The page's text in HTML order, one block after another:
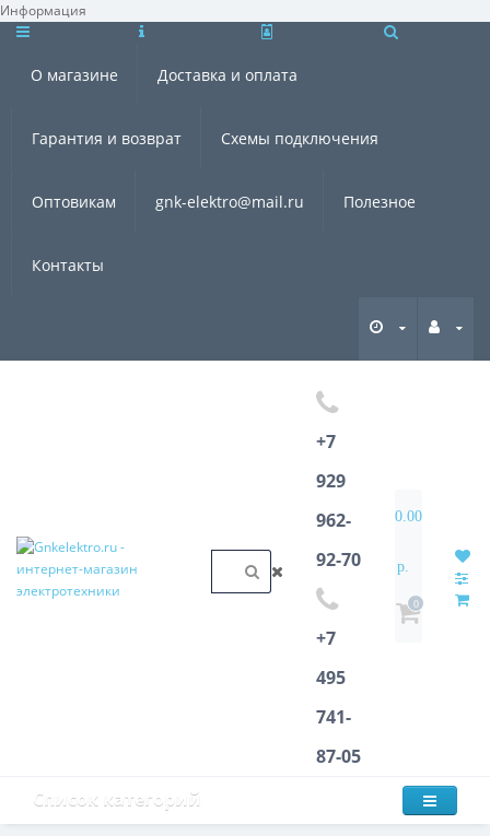
Информация ×
О магазине Доставка и оплата
Гарантия и возврат Схемы подключения
Оптовикам gnk-elektro@mail.ru Полезное
Контакты
+7
929
962-
92-70
+7
495
741-
87-05
0.00
р.
0
Список категорий